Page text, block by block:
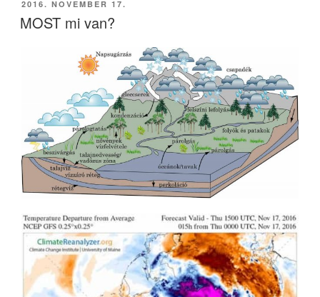
BEKÜLDVE:
2016. NOVEMBER 17.
MOST mi van?